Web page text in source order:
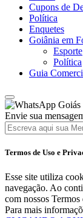
Cupons de
Política
Enquetes
Goiânia em
Esporte
Política
Guia
Goiás
Envie sua
Termos de Uso e
Esse site utiliza
navegação. Ao
com nossos
Para mais